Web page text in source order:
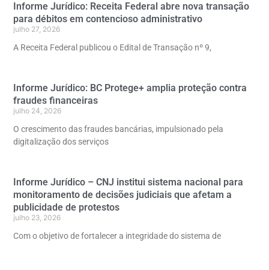
Informe Jurídico: Receita Federal abre nova transação
para débitos em contencioso administrativo
julho 27, 2026
A Receita Federal publicou o Edital de Transação nº 9,
Informe Jurídico: BC Protege+ amplia proteção contra
fraudes financeiras
julho 24, 2026
O crescimento das fraudes bancárias, impulsionado pela
digitalização dos serviços
Informe Jurídico – CNJ institui sistema nacional para
monitoramento de decisões judiciais que afetam a
publicidade de protestos
julho 23, 2026
Com o objetivo de fortalecer a integridade do sistema de